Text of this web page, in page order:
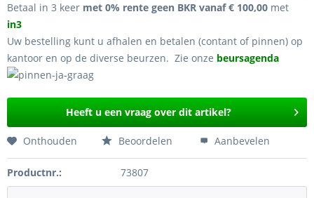
Betaal in 3 keer met 0% rente geen BKR vanaf € 100,00 met
in3
Uw bestelling kunt u afhalen en betalen (contant of pinnen) op
kantoor en op de diverse beurzen. Zie onze beursagenda
Heeft u een vraag over dit artikel?
Onthouden Beoordelen Aanbevelen
Productnr.: 73807